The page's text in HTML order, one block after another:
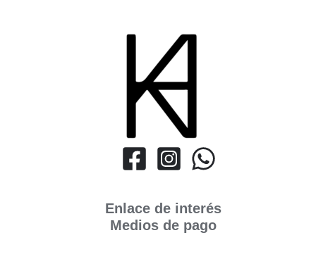
Enlace de interés
Medios de pago